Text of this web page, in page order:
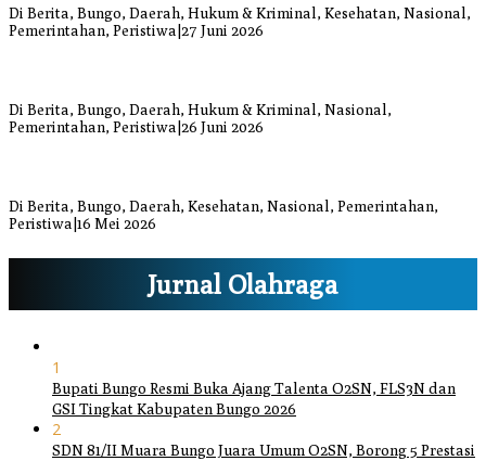
Di Berita, Bungo, Daerah, Hukum & Kriminal, Kesehatan, Nasional,
Pemerintahan, Peristiwa 27 Juni 2026
Di Berita, Bungo, Daerah, Hukum & Kriminal, Nasional,
Pemerintahan, Peristiwa 26 Juni 2026
Di Berita, Bungo, Daerah, Kesehatan, Nasional, Pemerintahan,
Peristiwa 16 Mei 2026
Jurnal Olahraga
1
Bupati Bungo Resmi Buka Ajang Talenta O2SN, FLS3N dan
GSI Tingkat Kabupaten Bungo 2026
2
SDN 81/II Muara Bungo Juara Umum O2SN, Borong 5 Prestasi